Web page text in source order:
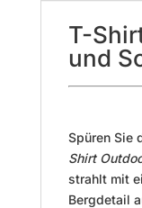
T-
und
Spüren Sie
Shirt
strahlt mit
Bergdetail